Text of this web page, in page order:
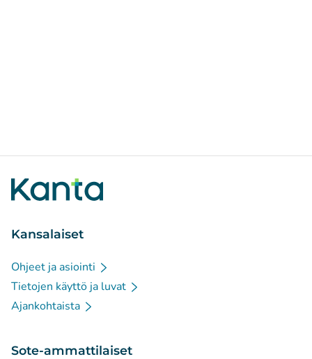
Kansalaiset
Ohjeet ja asiointi
Tietojen käyttö ja luvat
Ajankohtaista
Sote-ammattilaiset